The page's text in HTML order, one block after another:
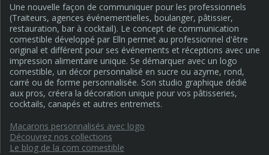
Une nouvelle façon de communiquer pour les professionnels
(Traiteurs, agences événementielles, boulanger, pâtissier,
restauration, bar à cocktail). Le concept de communication
comestible développé par Elln permet au professionnel d'être
original et différent pour ses événements et réceptions avec une
impression alimentaire unique. Se démarquer avec un logo
comestible, un décor personnalisé en sucre ou azyme, rond,
carré ou de forme personnalisée. Son studio graphique dédié
aux pros, créera la décoration unique pour vos pâtisseries,
cocktails, canapés et autres entremets.
Macarons personnalisés avec logo
Découvrez nos collections
Le blog de la com comestible